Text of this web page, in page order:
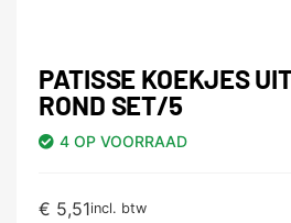
PATISSE KOEKJES
ROND SET/5
4 OP VOORRAAD
€ 5,51incl. btw